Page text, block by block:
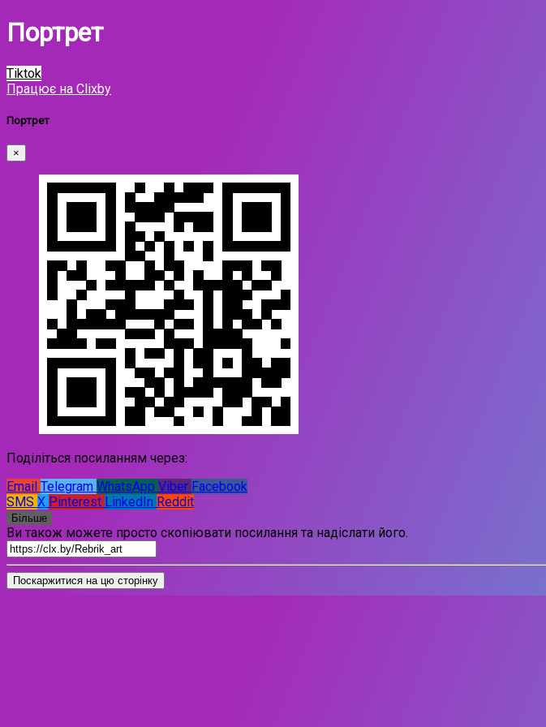
Портрет
Tiktok
Працює на Clixby
Портрет
×
Поділіться посиланням через:
Email Telegram WhatsApp Viber Facebook
SMS X Pinterest LinkedIn Reddit
Більше
Ви також можете просто скопіювати посилання та надіслати його.
Поскаржитися на цю сторінку